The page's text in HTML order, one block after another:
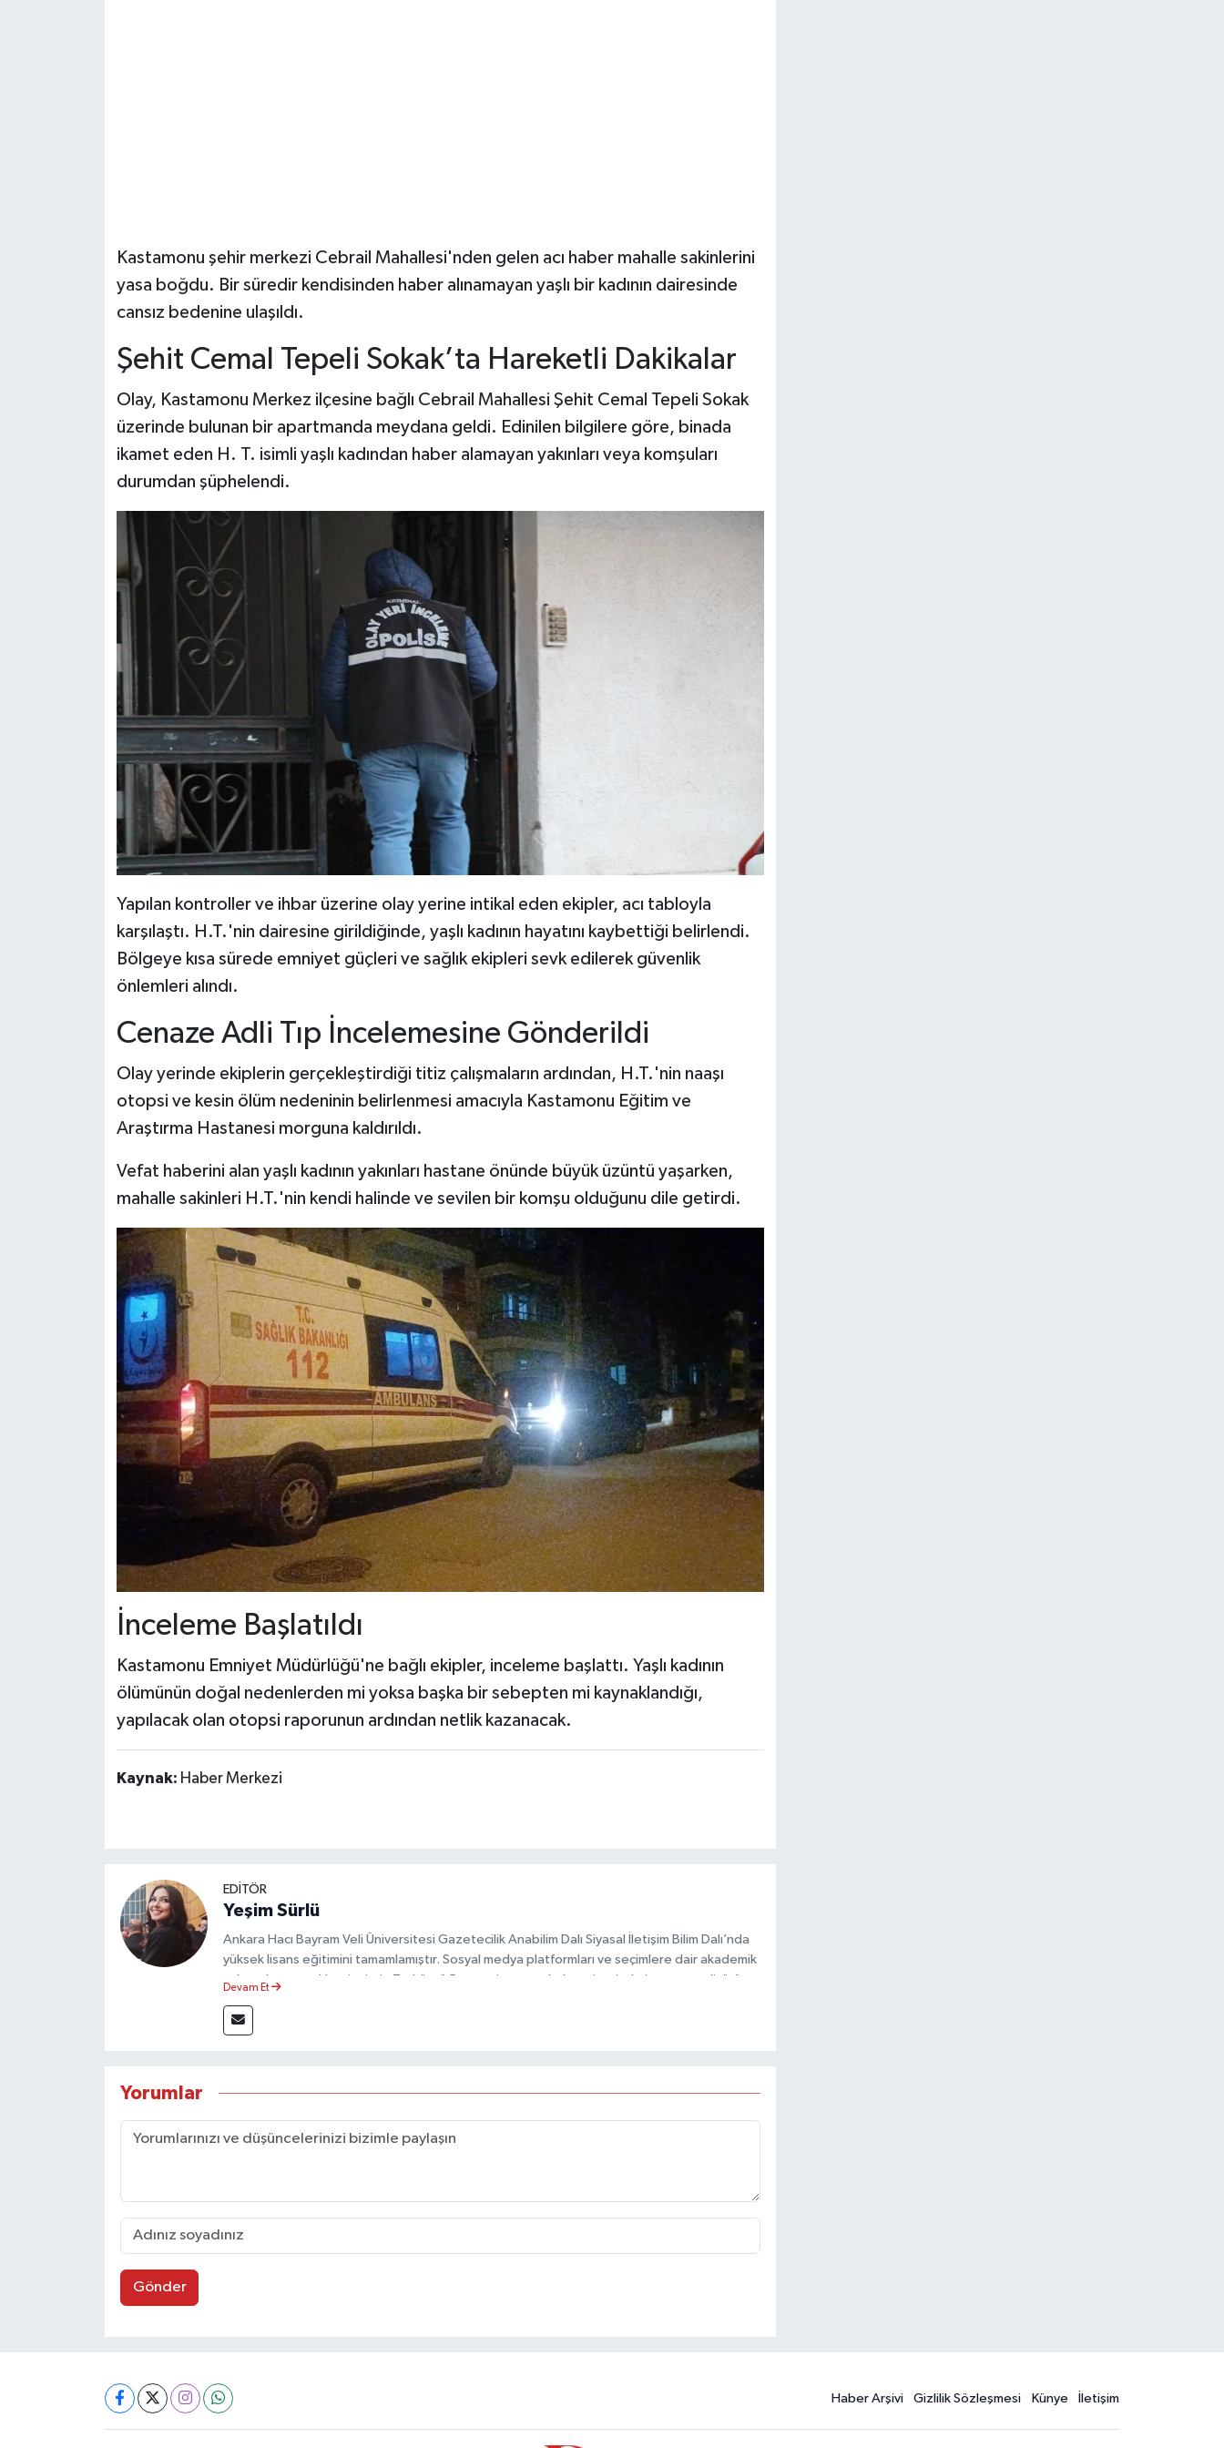
Kastamonu şehir merkezi Cebrail Mahallesi'nden gelen acı haber mahalle sakinlerini
yasa boğdu. Bir süredir kendisinden haber alınamayan yaşlı bir kadının dairesinde
cansız bedenine ulaşıldı.
Şehit Cemal Tepeli Sokak’ta Hareketli Dakikalar
Olay, Kastamonu Merkez ilçesine bağlı Cebrail Mahallesi Şehit Cemal Tepeli Sokak
üzerinde bulunan bir apartmanda meydana geldi. Edinilen bilgilere göre, binada
ikamet eden H. T. isimli yaşlı kadından haber alamayan yakınları veya komşuları
durumdan şüphelendi.
Yapılan kontroller ve ihbar üzerine olay yerine intikal eden ekipler, acı tabloyla
karşılaştı. H.T.'nin dairesine girildiğinde, yaşlı kadının hayatını kaybettiği belirlendi.
Bölgeye kısa sürede emniyet güçleri ve sağlık ekipleri sevk edilerek güvenlik
önlemleri alındı.
Cenaze Adli Tıp İncelemesine Gönderildi
Olay yerinde ekiplerin gerçekleştirdiği titiz çalışmaların ardından, H.T.'nin naaşı
otopsi ve kesin ölüm nedeninin belirlenmesi amacıyla Kastamonu Eğitim ve
Araştırma Hastanesi morguna kaldırıldı.
Vefat haberini alan yaşlı kadının yakınları hastane önünde büyük üzüntü yaşarken,
mahalle sakinleri H.T.'nin kendi halinde ve sevilen bir komşu olduğunu dile getirdi.
İnceleme Başlatıldı
Kastamonu Emniyet Müdürlüğü'ne bağlı ekipler, inceleme başlattı. Yaşlı kadının
ölümünün doğal nedenlerden mi yoksa başka bir sebepten mi kaynaklandığı,
yapılacak olan otopsi raporunun ardından netlik kazanacak.
Kaynak: Haber Merkezi
EDİTÖR
Yeşim Sürlü
Ankara Hacı Bayram Veli Üniversitesi Gazetecilik Anabilim Dalı Siyasal İletişim Bilim Dalı’nda
yüksek lisans eğitimini tamamlamıştır. Sosyal medya platformları ve seçimlere dair akademik
çalışmalar gerçekleştirmiştir. Taşköprü Postası internet haber sitesinde internet editörü
Devam Et
Yorumlar
Gönder
Haber Arşivi Gizlilik Sözleşmesi Künye İletişim
Ulusal Haberler
Teknoloji Haberleri
Siyaset Haberleri
Dünya Haberleri
Yerel Haberler